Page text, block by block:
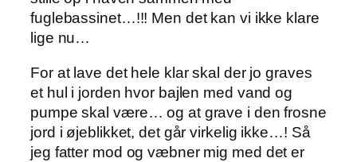
fuglebassinet…!!! Men det kan vi ikke klare
lige nu…
For at lave det hele klar skal der jo graves
et hul i jorden hvor bajlen med vand og
pumpe skal være… og at grave i den frosne
jord i øjeblikket, det går virkelig ikke…! Så
jeg fatter mod og væbner mig med det er